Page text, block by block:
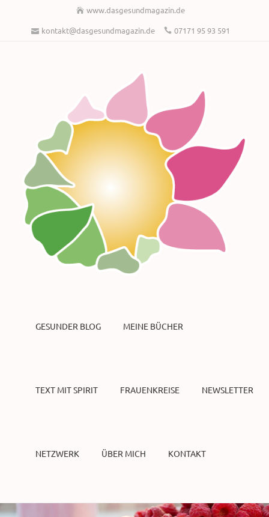
www.dasgesundmagazin.de
kontakt@dasgesundmagazin.de
07171 95 93 591
GESUNDER BLOG MEINE BÜCHER
TEXT MIT SPIRIT FRAUENKREISE NEWSLETTER
NETZWERK ÜBER MICH KONTAKT